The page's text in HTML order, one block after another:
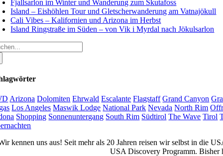
Fjallsarlon im Winter und Wanderung zum Skutafoss
Island – Eishöhlen Tour und Gletscherwanderung am Vatnajökull
Cali Vibes – Kalifornien und Arizona im Herbst
Island Ringstraße im Süden – von Vik i Myrdal nach Jökulsarlon
Arizona Dolomiten Ehrwald Escalante Flagstaff Grand Canyon
Los Angeles Maswik Lodge National Park Nevada North Rim
Shopping Sonnenuntergang South Rim Südtirol The Wave Tirol
kennen uns aus! Seit mehr als 20 Jahren reisen wir selbst in die
USA Discovery Programm. Bisher